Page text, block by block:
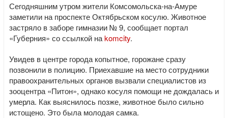
Сегодняшним утром жители Комсомольска-на-Амуре
заметили на проспекте Октябрьском косулю. Животное
застряло в заборе гимназии № 9, сообщает портал
«Губерния» со ссылкой наkomcity.
Увидев в центре города копытное, горожане сразу
позвонили в полицию. Приехавшие на место сотрудники
правоохранительных органов вызвали специалистов из
зооцентра «Питон», однако косуля помощи не дождалась и
умерла. Как выяснилось позже, животное было сильно
истощено. Это была молодая самка.